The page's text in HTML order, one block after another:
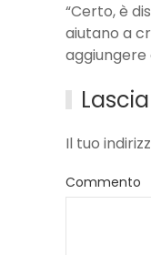
“Certo, è
aiutano a
aggiungere
Il tuo
Commento